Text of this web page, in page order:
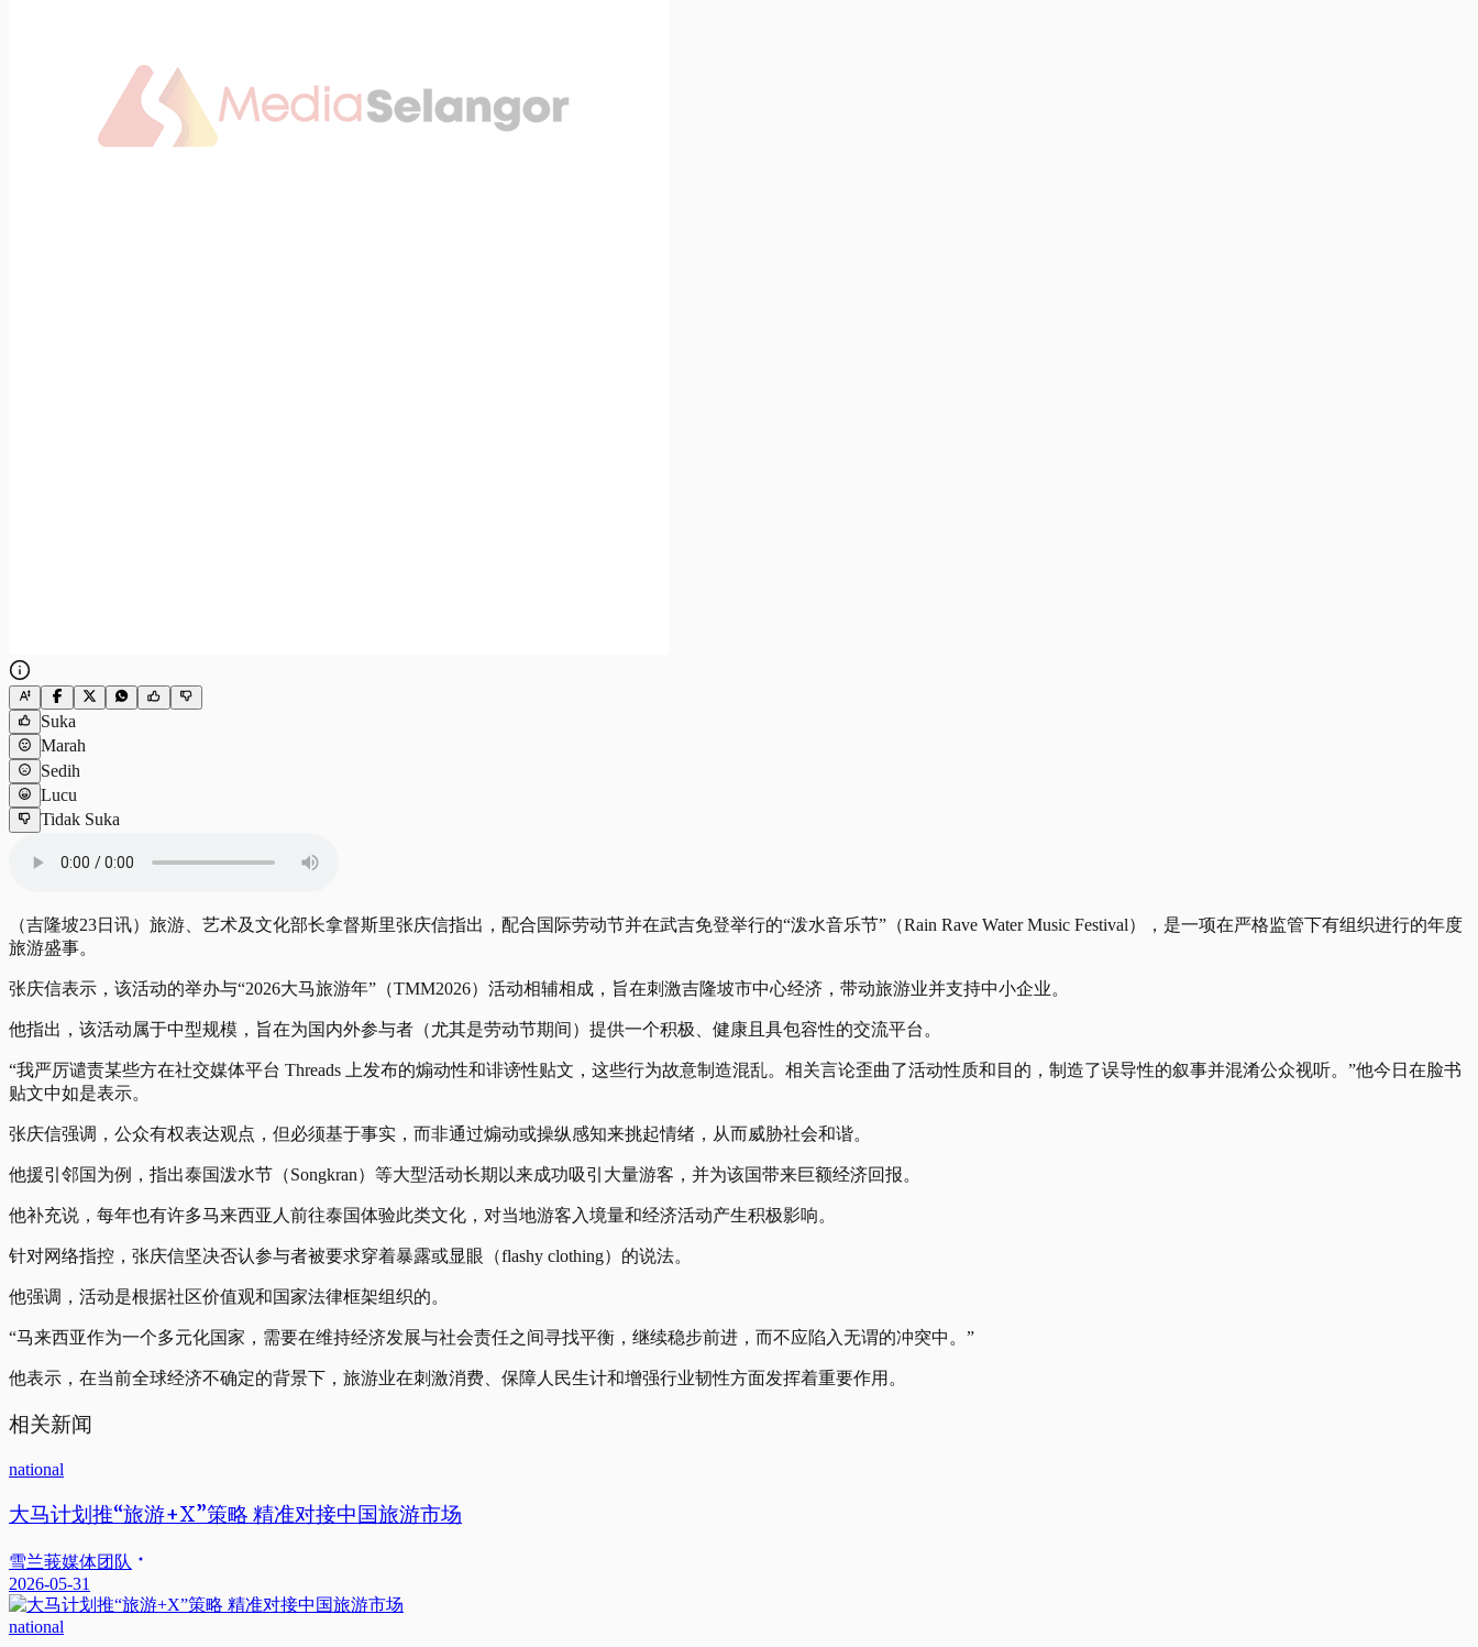
Suka
Marah
Sedih
Lucu
Tidak Suka
（吉隆坡23日讯）旅游、艺术及文化部长拿督斯里张庆信指出，配合国际劳动节并在武吉免登举行的“泼水音乐节”（Rain Rave Water Music Festival），是一项在严格监管下有组织进行的年度
旅游盛事。
张庆信表示，该活动的举办与“2026大马旅游年”（TMM2026）活动相辅相成，旨在刺激吉隆坡市中心经济，带动旅游业并支持中小企业。
他指出，该活动属于中型规模，旨在为国内外参与者（尤其是劳动节期间）提供一个积极、健康且具包容性的交流平台。
“我严厉谴责某些方在社交媒体平台 Threads 上发布的煽动性和诽谤性贴文，这些行为故意制造混乱。相关言论歪曲了活动性质和目的，制造了误导性的叙事并混淆公众视听。”他今日在脸书
贴文中如是表示。
张庆信强调，公众有权表达观点，但必须基于事实，而非通过煽动或操纵感知来挑起情绪，从而威胁社会和谐。
他援引邻国为例，指出泰国泼水节（Songkran）等大型活动长期以来成功吸引大量游客，并为该国带来巨额经济回报。
他补充说，每年也有许多马来西亚人前往泰国体验此类文化，对当地游客入境量和经济活动产生积极影响。
针对网络指控，张庆信坚决否认参与者被要求穿着暴露或显眼（flashy clothing）的说法。
他强调，活动是根据社区价值观和国家法律框架组织的。
“马来西亚作为一个多元化国家，需要在维持经济发展与社会责任之间寻找平衡，继续稳步前进，而不应陷入无谓的冲突中。”
他表示，在当前全球经济不确定的背景下，旅游业在刺激消费、保障人民生计和增强行业韧性方面发挥着重要作用。
相关新闻
national
大马计划推“旅游+X”策略 精准对接中国旅游市场
雪兰莪媒体团队
2026-05-31
national